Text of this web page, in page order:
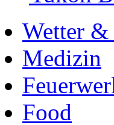
Wetter
Medizin
Food